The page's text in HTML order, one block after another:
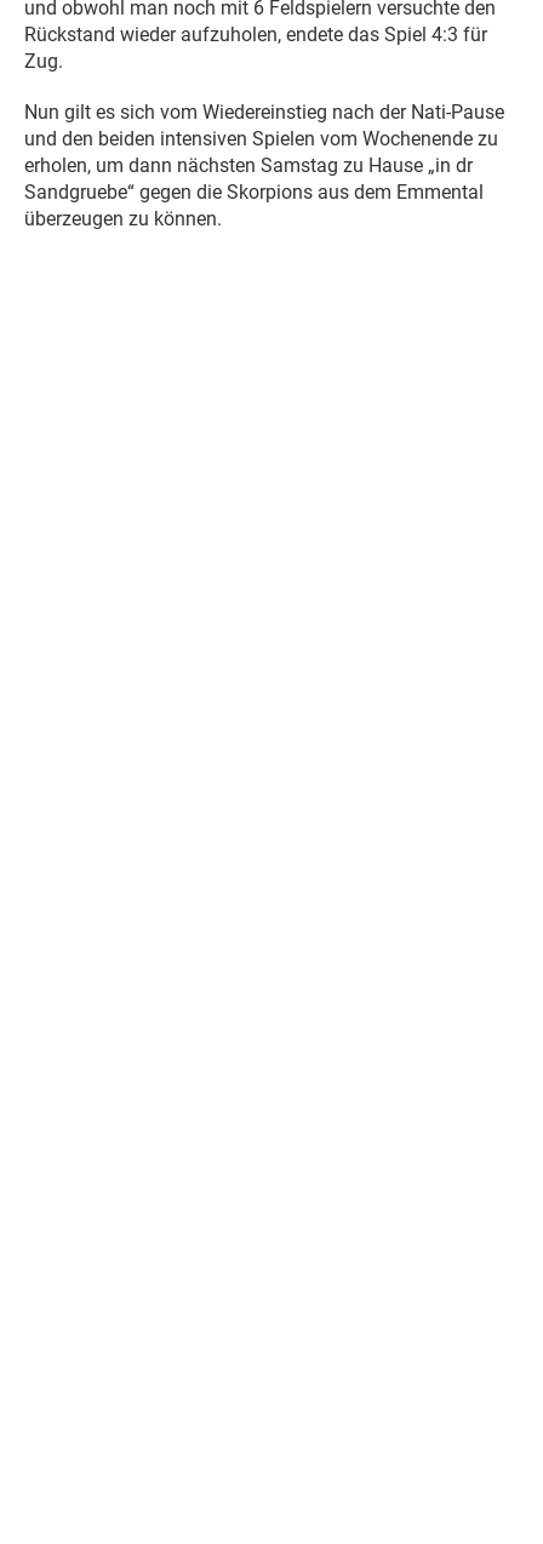
und obwohl man noch mit 6 Feldspielern versuchte den
Rückstand wieder aufzuholen, endete das Spiel 4:3 für
Zug.
Nun gilt es sich vom Wiedereinstieg nach der Nati-Pause
und den beiden intensiven Spielen vom Wochenende zu
erholen, um dann nächsten Samstag zu Hause „in dr
Sandgruebe“ gegen die Skorpions aus dem Emmental
überzeugen zu können.